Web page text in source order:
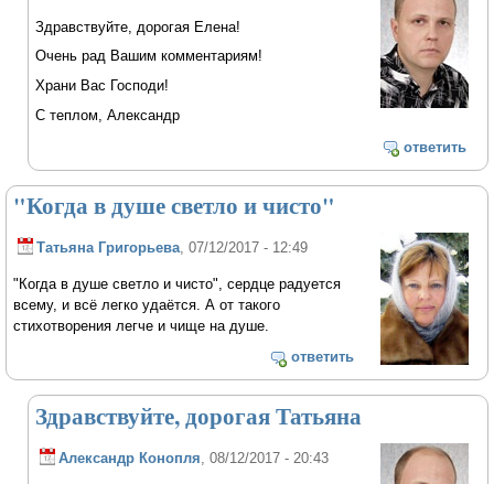
Здравствуйте, дорогая Елена!
Очень рад Вашим комментариям!
Храни Вас Господи!
С теплом, Александр
ответить
"Когда в душе светло и чисто"
Татьяна Григорьева , 07/12/2017 - 12:49
"Когда в душе светло и чисто", сердце радуется
всему, и всё легко удаётся. А от такого
стихотворения легче и чище на душе.
ответить
Здравствуйте, дорогая Татьяна
Александр Конопля , 08/12/2017 - 20:43